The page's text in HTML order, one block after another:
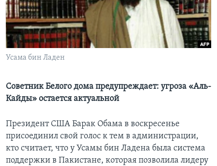
Learning English
СОЦИАЛЬНЫЕ СЕТИ
Языки
Усама бин Ладен
Советник Белого дома предупреждает: угроза «Аль-
Кайды» остается актуальной
Президент США Барак Обама в воскресенье
присоединил свой голос к тем в администрации,
кто считает, что у Усамы бин Ладена была система
поддержки в Пакистане, которая позволила лидеру